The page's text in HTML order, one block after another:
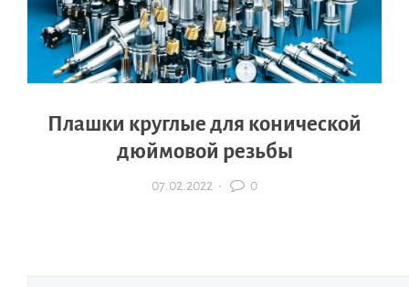
Плашки круглые для конической
дюймовой резьбы
07.02.2022 · 0